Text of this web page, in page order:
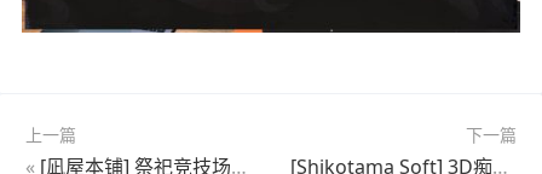
上一篇
« [凪屋本铺] 祭祀竞技场 -暗精灵剑士米兰达-
下一篇
[Shikotama Soft] 3D痴汉体验：尽情抚摸！～抚摸，抚摸，尽情抚摸！～